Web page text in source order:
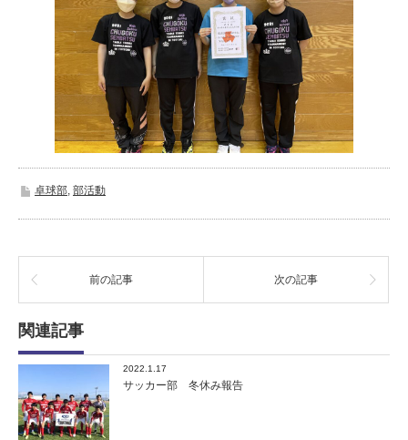
卓球部 部活動
前の記事 次の記事
関連記事
2022.1.17
サッカー部 冬休み報告